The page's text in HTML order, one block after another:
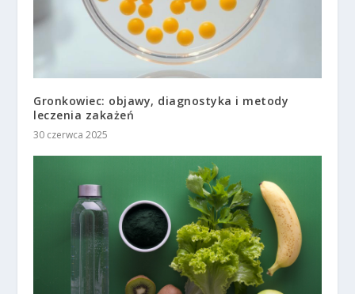
Gronkowiec: objawy, diagnostyka i metody
leczenia zakażeń
30 czerwca 2025